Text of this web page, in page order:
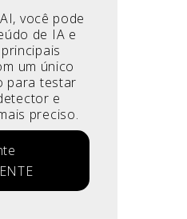
você pode
de IA e
um único
para testar
e
preciso.